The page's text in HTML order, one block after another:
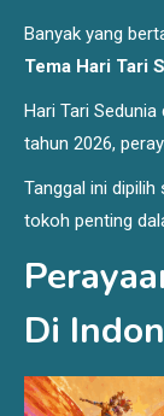
Banyak yang
Tema Hari Tari
Hari Tari
tahun 2026,
Tanggal ini
tokoh penting
Di